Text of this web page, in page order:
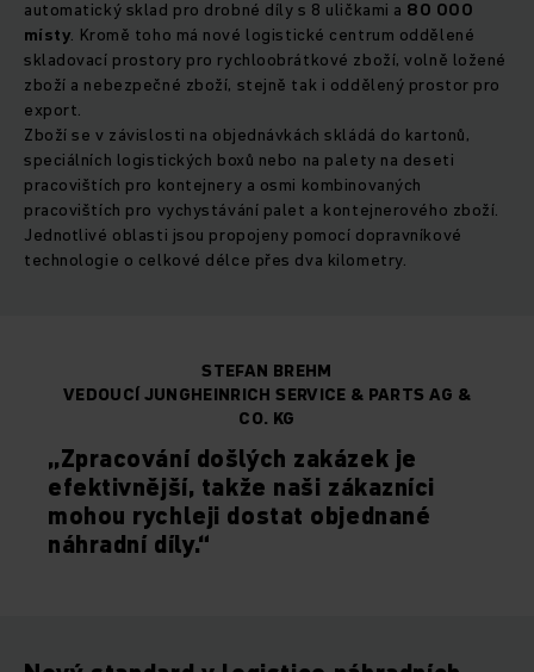
automatický sklad pro drobné díly s 8 uličkami a 80 000
místy. Kromě toho má nové logistické centrum oddělené
skladovací prostory pro rychloobrátkové zboží, volně ložené
zboží a nebezpečné zboží, stejně tak i oddělený prostor pro
export.
Zboží se v závislosti na objednávkách skládá do kartonů,
speciálních logistických boxů nebo na palety na deseti
pracovištích pro kontejnery a osmi kombinovaných
pracovištích pro vychystávání palet a kontejnerového zboží.
Jednotlivé oblasti jsou propojeny pomocí dopravníkové
technologie o celkové délce přes dva kilometry.
STEFAN BREHM
VEDOUCÍ JUNGHEINRICH SERVICE & PARTS AG &
CO. KG
„Zpracování došlých zakázek je
efektivnější, takže naši zákazníci
mohou rychleji dostat objednané
náhradní díly.“